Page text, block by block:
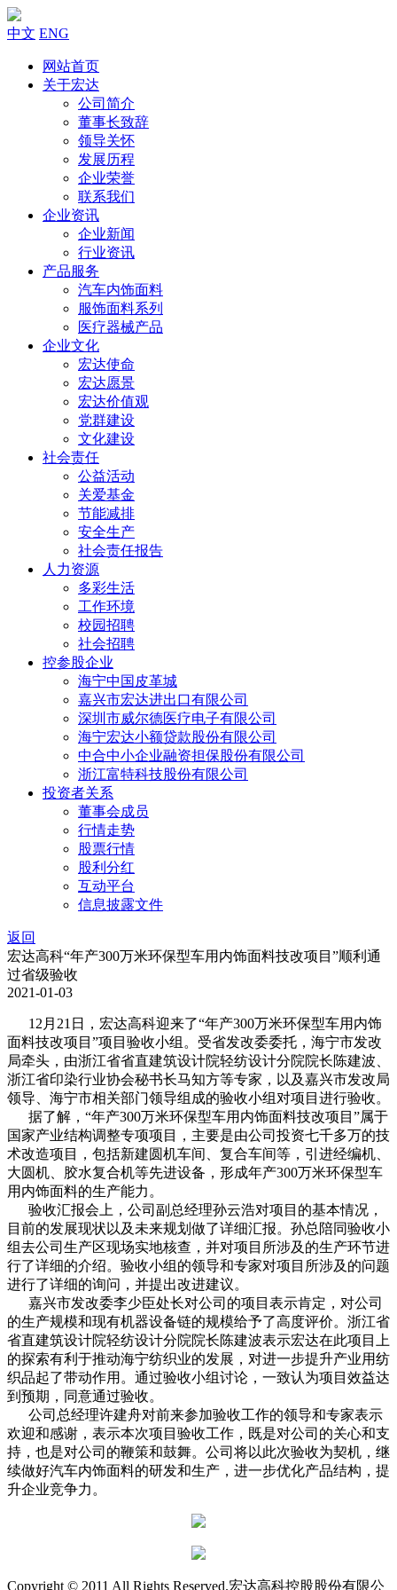
中文 ENG
网站首页
关于宏达
公司简介
董事长致辞
领导关怀
发展历程
企业荣誉
联系我们
企业资讯
企业新闻
行业资讯
产品服务
汽车内饰面料
服饰面料系列
医疗器械产品
企业文化
宏达使命
宏达愿景
宏达价值观
党群建设
文化建设
社会责任
公益活动
关爱基金
节能减排
安全生产
社会责任报告
人力资源
多彩生活
工作环境
校园招聘
社会招聘
控参股企业
海宁中国皮革城
嘉兴市宏达进出口有限公司
深圳市威尔德医疗电子有限公司
海宁宏达小额贷款股份有限公司
中合中小企业融资担保股份有限公司
浙江富特科技股份有限公司
投资者关系
董事会成员
行情走势
股票行情
股利分红
互动平台
信息披露文件
返回
宏达高科“年产300万米环保型车用内饰面料技改项目”顺利通
过省级验收
2021-01-03
12月21日，宏达高科迎来了“年产300万米环保型车用内饰
面料技改项目”项目验收小组。受省发改委委托，海宁市发改
局牵头，由浙江省省直建筑设计院轻纺设计分院院长陈建波、
浙江省印染行业协会秘书长马知方等专家，以及嘉兴市发改局
领导、海宁市相关部门领导组成的验收小组对项目进行验收。
据了解，“年产300万米环保型车用内饰面料技改项目”属于
国家产业结构调整专项项目，主要是由公司投资七千多万的技
术改造项目，包括新建圆机车间、复合车间等，引进经编机、
大圆机、胶水复合机等先进设备，形成年产300万米环保型车
用内饰面料的生产能力。
验收汇报会上，公司副总经理孙云浩对项目的基本情况，
目前的发展现状以及未来规划做了详细汇报。孙总陪同验收小
组去公司生产区现场实地核查，并对项目所涉及的生产环节进
行了详细的介绍。验收小组的领导和专家对项目所涉及的问题
进行了详细的询问，并提出改进建议。
嘉兴市发改委李少臣处长对公司的项目表示肯定，对公司
的生产规模和现有机器设备链的规模给予了高度评价。浙江省
省直建筑设计院轻纺设计分院院长陈建波表示宏达在此项目上
的探索有利于推动海宁纺织业的发展，对进一步提升产业用纺
织品起了带动作用。通过验收小组讨论，一致认为项目效益达
到预期，同意通过验收。
公司总经理许建舟对前来参加验收工作的领导和专家表示
欢迎和感谢，表示本次项目验收工作，既是对公司的关心和支
持，也是对公司的鞭策和鼓舞。公司将以此次验收为契机，继
续做好汽车内饰面料的研发和生产，进一步优化产品结构，提
升企业竞争力。
Copyright © 2011 All Rights Reserved.宏达高科控股股份有限公